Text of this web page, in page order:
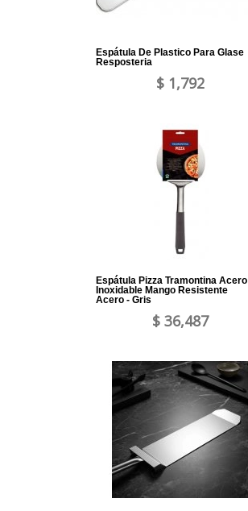
Espátula De Plastico Para Glase
Resposteria
$ 1,792
Espátula Pizza Tramontina Acero
Inoxidable Mango Resistente
Acero - Gris
$ 36,487